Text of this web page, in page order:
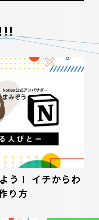
う！ イチからわ
り方